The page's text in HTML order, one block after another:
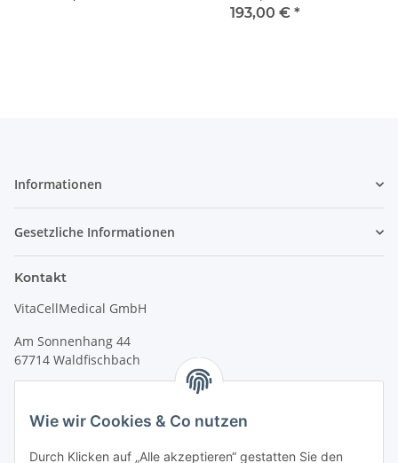
Wie wir Cookies & Co nutzen
Durch Klicken auf „Alle akzeptieren“ gestatten Sie den
ml)
193,00 € *
Informationen
Gesetzliche Informationen
Kontakt
VitaCellMedical GmbH
Am Sonnenhang 44
67714 Waldfischbach
Fax+49 6333 99090 33